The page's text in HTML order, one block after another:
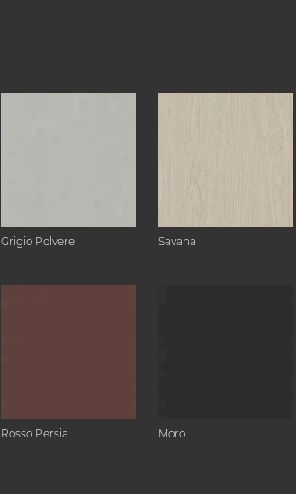
Grigio Polvere Savana
Rosso Persia Moro